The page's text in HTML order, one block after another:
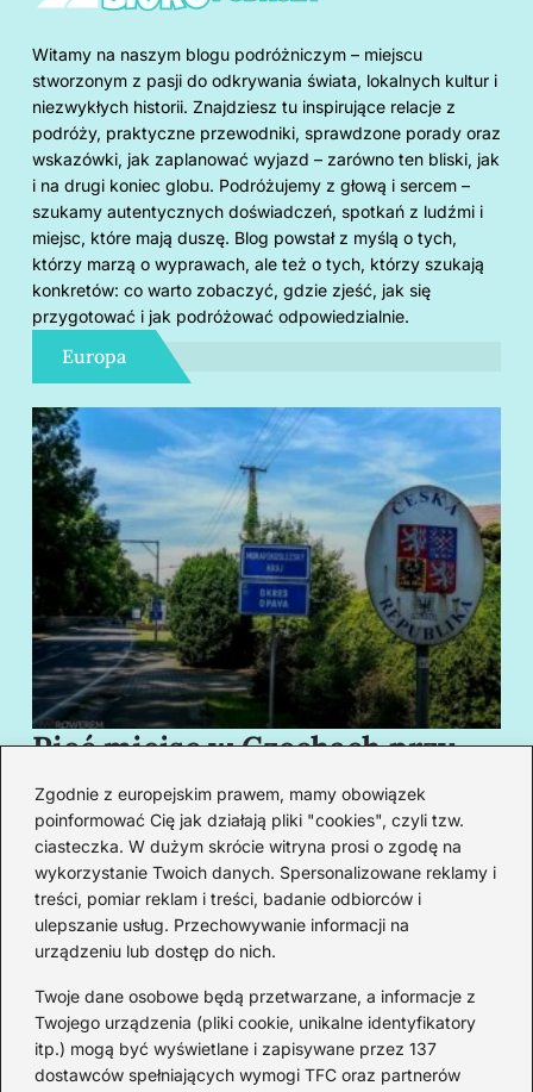
Zgodnie z europejskim prawem, mamy obowiązek
poinformować Cię jak działają pliki "cookies", czyli tzw.
ciasteczka. W dużym skrócie witryna prosi o zgodę na
wykorzystanie Twoich danych. Spersonalizowane reklamy i
treści, pomiar reklam i treści, badanie odbiorców i
ulepszanie usług. Przechowywanie informacji na
urządzeniu lub dostęp do nich.
Twoje dane osobowe będą przetwarzane, a informacje z
Twojego urządzenia (pliki cookie, unikalne identyfikatory
itp.) mogą być wyświetlane i zapisywane przez 137
dostawców spełniających wymogi TFC oraz partnerów
Witamy na naszym blogu podróżniczym – miejscu
stworzonym z pasji do odkrywania świata, lokalnych kultur i
niezwykłych historii. Znajdziesz tu inspirujące relacje z
podróży, praktyczne przewodniki, sprawdzone porady oraz
wskazówki, jak zaplanować wyjazd – zarówno ten bliski, jak
i na drugi koniec globu. Podróżujemy z głową i sercem –
szukamy autentycznych doświadczeń, spotkań z ludźmi i
miejsc, które mają duszę. Blog powstał z myślą o tych,
którzy marzą o wyprawach, ale też o tych, którzy szukają
konkretów: co warto zobaczyć, gdzie zjeść, jak się
przygotować i jak podróżować odpowiedzialnie.
Europa
Pięć miejsc w Czechach przy
granicy, które cię oczarują
swoim urokiem
Redakcja
Od lat podróżuję, by poznawać świat z bliska – nie tylko
przez pryzmat zabytków, ale przede wszystkim ludzi,
smaków i codzienności.
Redakcja: Michalina Staszic